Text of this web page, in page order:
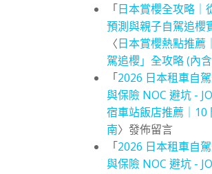
「日本賞櫻全攻略｜
預測與親子自駕追櫻
〈日本賞櫻熱點推薦
駕追櫻」全攻略 (內
「2026 日本租車自
與保險 NOC 避坑 -
宿車站飯店推薦｜10
南〉發佈留言
「2026 日本租車自
與保險 NOC 避坑 -